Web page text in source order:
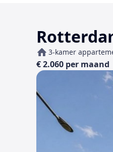
3-kamer
€ 2.060 per maand